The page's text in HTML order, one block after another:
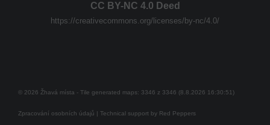
CC BY-NC 4.0 Deed
https://creativecommons.org/licenses/by-nc/4.0/
© 2026 Žhavá místa - Tile generated maps: 3346 z 3346 (8.8.2026 16:30:51)
Zpracování osobních údajů | Technical support by Red Peppers